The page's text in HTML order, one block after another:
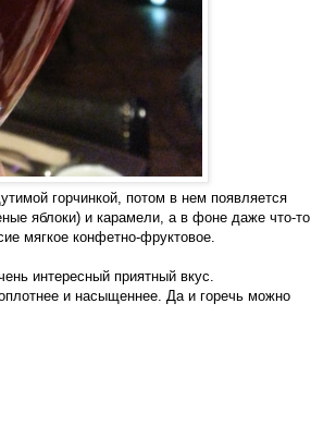
горчинкой, потом в нем появляется
яблоки) и карамели, а в фоне даже что-то
мягкое конфетно-фруктовое.
интересный приятный вкус.
и насыщеннее. Да и горечь можно